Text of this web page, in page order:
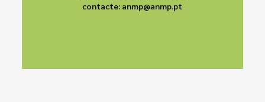
contacte: anmp@anmp.pt